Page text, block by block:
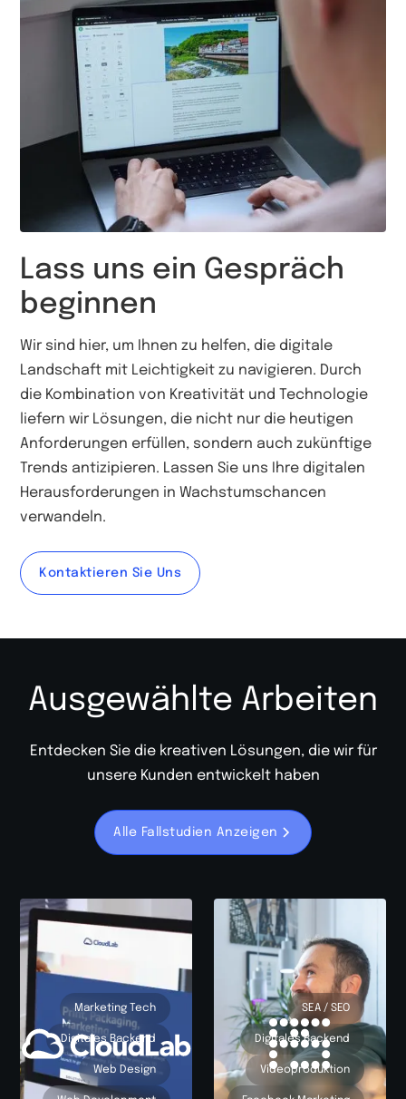
Lass uns ein Gespräch
beginnen
Wir sind hier, um Ihnen zu helfen, die digitale
Landschaft mit Leichtigkeit zu navigieren. Durch
die Kombination von Kreativität und Technologie
liefern wir Lösungen, die nicht nur die heutigen
Anforderungen erfüllen, sondern auch zukünftige
Trends antizipieren. Lassen Sie uns Ihre digitalen
Herausforderungen in Wachstumschancen
verwandeln.
Kontaktieren Sie Uns
Ausgewählte Arbeiten
Entdecken Sie die kreativen Lösungen, die wir für
unsere Kunden entwickelt haben
Alle Fallstudien Anzeigen
Web Design
Digitales Backend
Marketing Tech
Videoproduktion
Digitales Backend
SEA / SEO